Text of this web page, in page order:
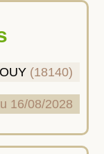
(18140)
16/08/2028